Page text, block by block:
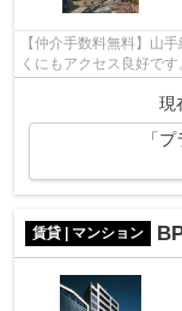
【仲介手数料無料】山
くにもアクセス良好で
現
「
賃貸 | マンション